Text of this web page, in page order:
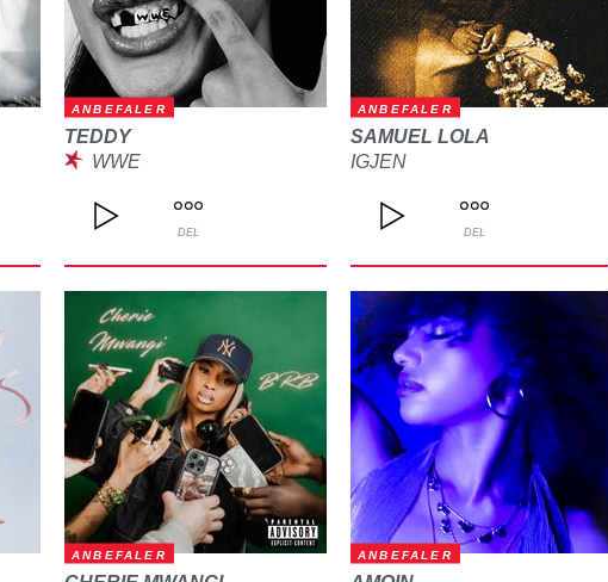
ANBEFALER
TEDDY
WWE
DEL
ANBEFALER
SAMUEL LOLA
IGJEN
DEL
ANBEFALER ANBEFALER